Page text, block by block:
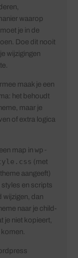
waarop
je in de
Doe dit nooit
wijzigingen
maak je een
het behoudt
maar je
of extra logica
map inwp-
(met
aangeeft)
styles en scripts
wijzigen, dan
naar je child-
je niet kopieert,
komen.